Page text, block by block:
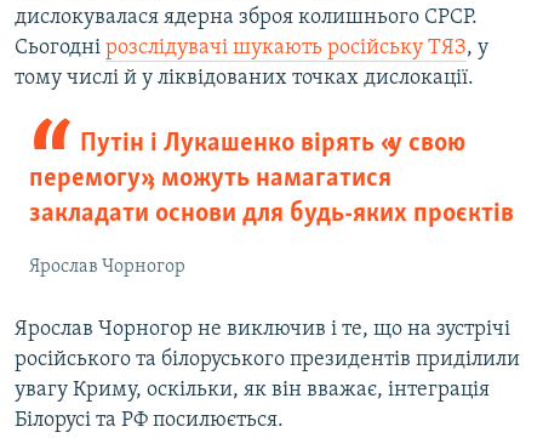
дислокувалася ядерна зброя колишнього СРСР.
Сьогодні розслідувачі шукають російську ТЯЗ, у
тому числі й у ліквідованих точках дислокації.
Путін і Лукашенко вірять «у свою
перемогу», можуть намагатися
закладати основи для будь-яких проєктів
Ярослав Чорногор
Ярослав Чорногор не виключив і те, що на зустрічі
російського та білоруського президентів приділили
увагу Криму, оскільки, як він вважає, інтеграція
Білорусі та РФ посилюється.